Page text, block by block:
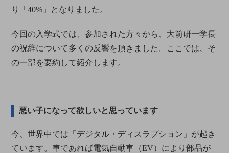
り「40%」となりました。
今回の入学式では、参加された方々から、大前研一学長
の祝辞について多くの反響を頂きました。ここでは、そ
の一部を要約して紹介します。
悪い子になって欲しいと思っています
今、世界中では「デジタル・ディスラプション」が起き
ています。車であれば電気自動車（EV）により部品が